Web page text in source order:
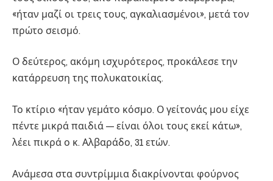
«ήταν μαζί οι τρεις τους, αγκαλιασμένοι», μετά τον
πρώτο σεισμό.
Ο δεύτερος, ακόμη ισχυρότερος, προκάλεσε την
κατάρρευση της πολυκατοικίας.
Το κτίριο «ήταν γεμάτο κόσμο. Ο γείτονάς μου είχε
πέντε μικρά παιδιά — είναι όλοι τους εκεί κάτω»,
λέει πικρά ο κ. Αλβαράδο, 31 ετών.
Ανάμεσα στα συντρίμμια διακρίνονται φούρνος